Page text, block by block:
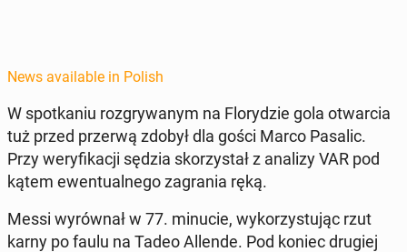
News available in Polish
W spotka­niu roz­gry­wanym na Flo­ry­dzie gola ot­war­cia
tuż przed przerwą zdobył dla gości Marco Pasalic.
Przy wery­fikacji sędzia sko­rzys­tał z analizy VAR pod
kątem ewen­tu­al­nego za­gra­nia ręką.
Messi wyrów­nał w 77. minucie, wyko­rzys­tu­jąc rzut
karny po faulu na Tadeo Allende. Pod koniec drugiej